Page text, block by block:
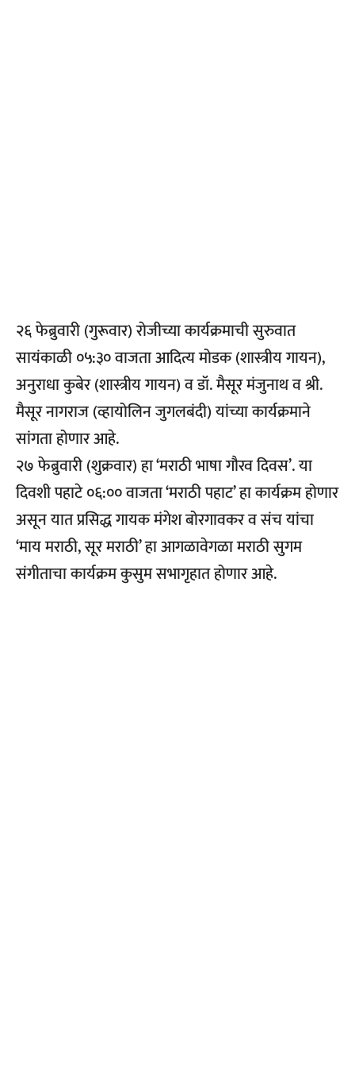
२६ फेब्रुवारी (गुरूवार) रोजीच्या कार्यक्रमाची सुरुवात
सायंकाळी ०५:३० वाजता आदित्य मोडक (शास्त्रीय गायन),
अनुराधा कुबेर (शास्त्रीय गायन) व डॉ. मैसूर मंजुनाथ व श्री.
मैसूर नागराज (व्हायोलिन जुगलबंदी) यांच्या कार्यक्रमाने
सांगता होणार आहे.
२७ फेब्रुवारी (शुक्रवार) हा ‘मराठी भाषा गौरव दिवस’. या
दिवशी पहाटे ०६:०० वाजता ‘मराठी पहाट’ हा कार्यक्रम होणार
असून यात प्रसिद्ध गायक मंगेश बोरगावकर व संच यांचा
‘माय मराठी, सूर मराठी’ हा आगळावेगळा मराठी सुगम
संगीताचा कार्यक्रम कुसुम सभागृहात होणार आहे.